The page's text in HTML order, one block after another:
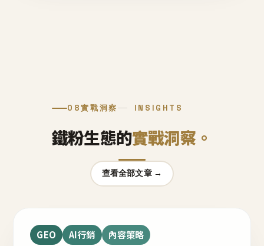
08實戰洞察 INSIGHTS
鐵粉生態的實戰洞察。
查看全部文章 →
GEO AI行銷 內容策略